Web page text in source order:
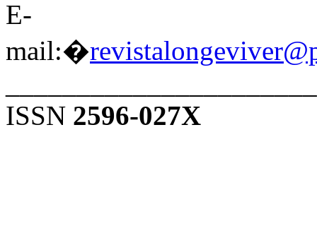
E-
mail:�
ISSN 2596-027X